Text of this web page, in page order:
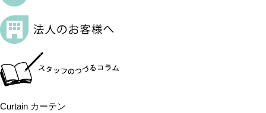
Curtain カーテン